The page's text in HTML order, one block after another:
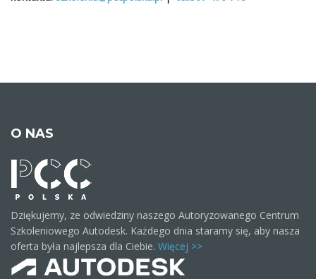
O NAS
Dziękujemy, ze odwiedziny naszego Autoryzowanego Centrum
Szkoleniowego Autodesk. Każdego dnia staramy się, aby nasza
oferta była najlepsza dla Ciebie. Więcej >>